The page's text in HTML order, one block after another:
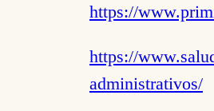
https://
https://
administrativos/